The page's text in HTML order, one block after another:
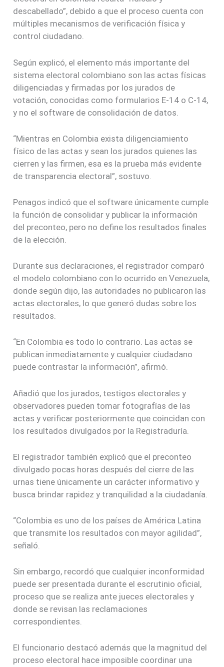
descabellado”, debido a que el proceso cuenta con
múltiples mecanismos de verificación física y
control ciudadano.
Según explicó, el elemento más importante del
sistema electoral colombiano son las actas físicas
diligenciadas y firmadas por los jurados de
votación, conocidas como formularios E-14 o C-14,
y no el software de consolidación de datos.
“Mientras en Colombia exista diligenciamiento
físico de las actas y sean los jurados quienes las
cierren y las firmen, esa es la prueba más evidente
de transparencia electoral”, sostuvo.
Penagos indicó que el software únicamente cumple
la función de consolidar y publicar la información
del preconteo, pero no define los resultados finales
de la elección.
Durante sus declaraciones, el registrador comparó
el modelo colombiano con lo ocurrido en Venezuela,
donde según dijo, las autoridades no publicaron las
actas electorales, lo que generó dudas sobre los
resultados.
“En Colombia es todo lo contrario. Las actas se
publican inmediatamente y cualquier ciudadano
puede contrastar la información”, afirmó.
Añadió que los jurados, testigos electorales y
observadores pueden tomar fotografías de las
actas y verificar posteriormente que coincidan con
los resultados divulgados por la Registraduría.
El registrador también explicó que el preconteo
divulgado pocas horas después del cierre de las
urnas tiene únicamente un carácter informativo y
busca brindar rapidez y tranquilidad a la ciudadanía.
“Colombia es uno de los países de América Latina
que transmite los resultados con mayor agilidad”,
señaló.
Sin embargo, recordó que cualquier inconformidad
puede ser presentada durante el escrutinio oficial,
proceso que se realiza ante jueces electorales y
donde se revisan las reclamaciones
correspondientes.
El funcionario destacó además que la magnitud del
proceso electoral hace imposible coordinar una